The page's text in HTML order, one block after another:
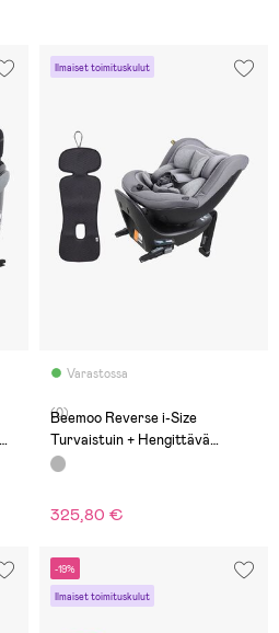
Ilmaiset toimituskulut
Varastossa
(0)
Beemoo Reverse i-Size
Turvaistuin + Hengittävä
Istuinpehmuste, Mineral
325,80 €
-19%
Ilmaiset toimituskulut